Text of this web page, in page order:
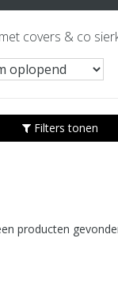
covers & co
Filters tonen
producten